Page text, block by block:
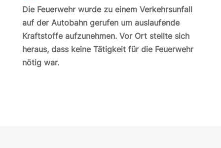
Die Feuerwehr wurde zu einem Verkehrsunfall
auf der Autobahn gerufen um auslaufende
Kraftstoffe aufzunehmen. Vor Ort stellte sich
heraus, dass keine Tätigkeit für die Feuerwehr
nötig war.